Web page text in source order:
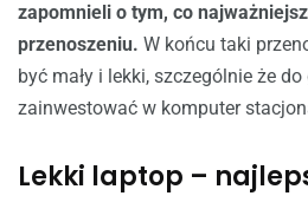
zapomnieli o tym, co
przenoszeniu. W końcu taki
być mały i lekki, szczególnie że
zainwestować w komputer
Lekki laptop –